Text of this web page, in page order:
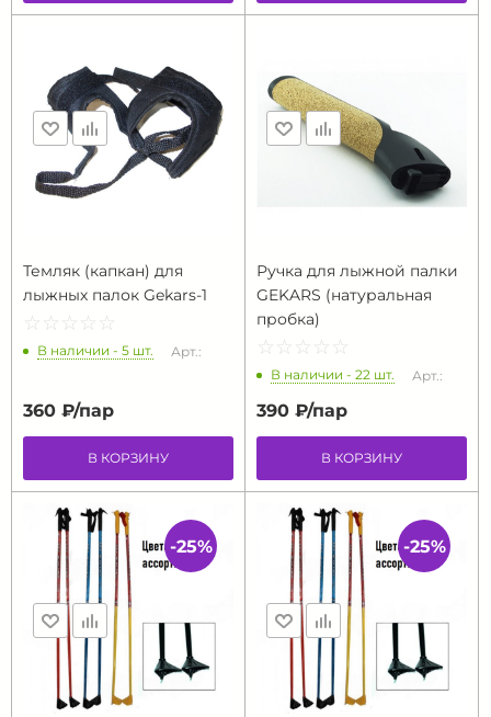
Темляк (капкан) для
лыжных палок Gekars-1
☆ ☆ ☆ ☆ ☆
★ ★ ★ ★ ★
В наличии - 5 шт. Арт.:
360 ₽/пар
В КОРЗИНУ
Ручка для лыжной палки
GEKARS (натуральная
пробка)
☆ ☆ ☆ ☆ ☆
★ ★ ★ ★ ★
В наличии - 22 шт. Арт.:
390 ₽/пар
В КОРЗИНУ
-25% -25%